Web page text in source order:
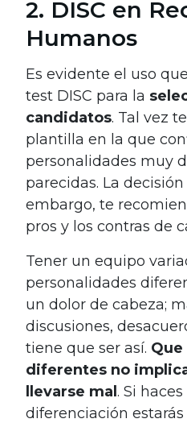
2. DISC en
Humanos
Es evidente el uso
test DISC para la
candidatos. Tal vez
plantilla en la que
personalidades muy
parecidas. La
embargo, te
pros y los contras de
Tener un equipo
personalidades
un dolor de cabeza;
discusiones,
tiene que ser así. Que
diferentes no
llevarse mal. Si
diferenciación